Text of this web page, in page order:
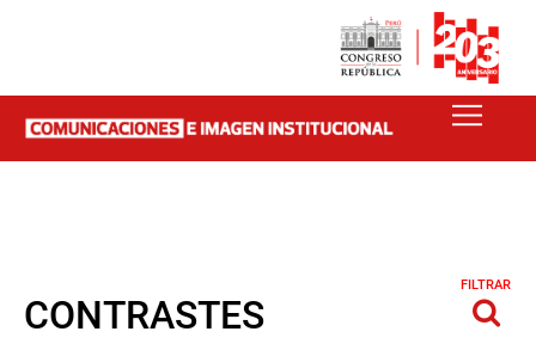
CONTRASTES
FILTRAR